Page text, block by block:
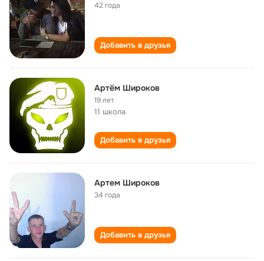
42 года
Добавить в друзья
Артём Широков
19 лет
11 школа
Добавить в друзья
Артем Широков
34 года
Добавить в друзья